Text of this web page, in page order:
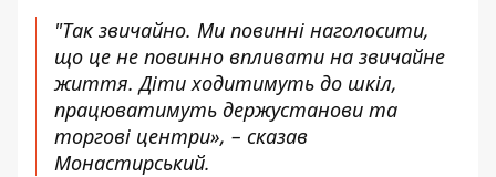
"Так звичайно. Ми повинні наголосити,
що це не повинно впливати на звичайне
життя. Діти ходитимуть до шкіл,
працюватимуть держустанови та
торгові центри», – сказав
Монастирський.